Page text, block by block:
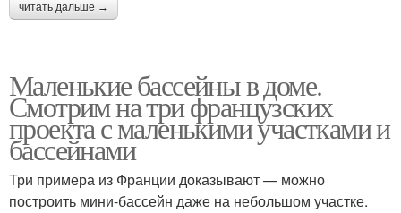
читать дальше →
Маленькие бассейны в доме.
Смотрим на три французских
проекта с маленькими участками и
бассейнами
Три примера из Франции доказывают — можно
построить мини-бассейн даже на небольшом участке.